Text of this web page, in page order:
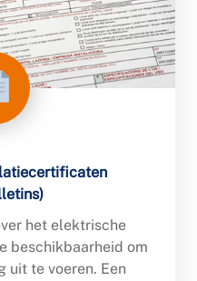
het elektrische
beschikbaarheid om
uit te voeren. Een